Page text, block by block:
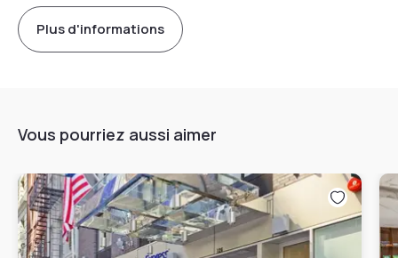
Plus d'informations
Vous pourriez aussi aimer